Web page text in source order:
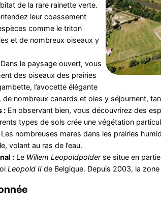
de la rare rainette verte.
leur coassement
comme le triton
et de nombreux oiseaux y
le paysage ouvert, vous
des oiseaux des prairies
l’avocette élégante
de nombreux canards et oies y séjournent,
:En observant bien, vous découvrirez des
types de sols crée une végétation
nombreuses mares dans les prairies
volant au ras de l’eau.
:Le Willem Leopoldpolderse situe en
Leopold IIde Belgique. Depuis 2003, la